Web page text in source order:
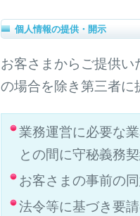
個人情報の提供・開示
お客さまからご提供
の場合を除き第三者に
業務運営に必要な
との間に守秘義務
お客さまの事前の
法令等に基づき要